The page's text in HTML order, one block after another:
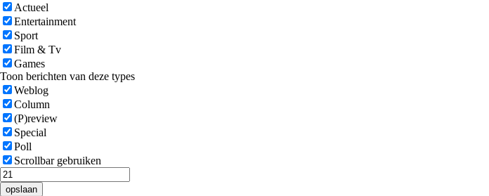
Actueel
Entertainment
Sport
Film & Tv
Games
Toon berichten van deze types
Weblog
Column
(P)review
Special
Poll
Scrollbar gebruiken
opslaan